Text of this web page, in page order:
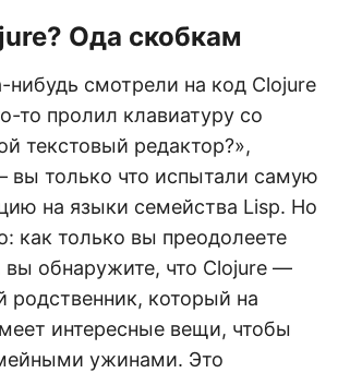
Ода скобкам
нибудь смотрели на код Clojure
то пролил клавиатуру со
текстовый редактор?»,
вы только что испытали самую
на языки семейства Lisp. Но
как только вы преодолеете
вы обнаружите, что Clojure —
родственник, который на
интересные вещи, чтобы
ужинами. Это